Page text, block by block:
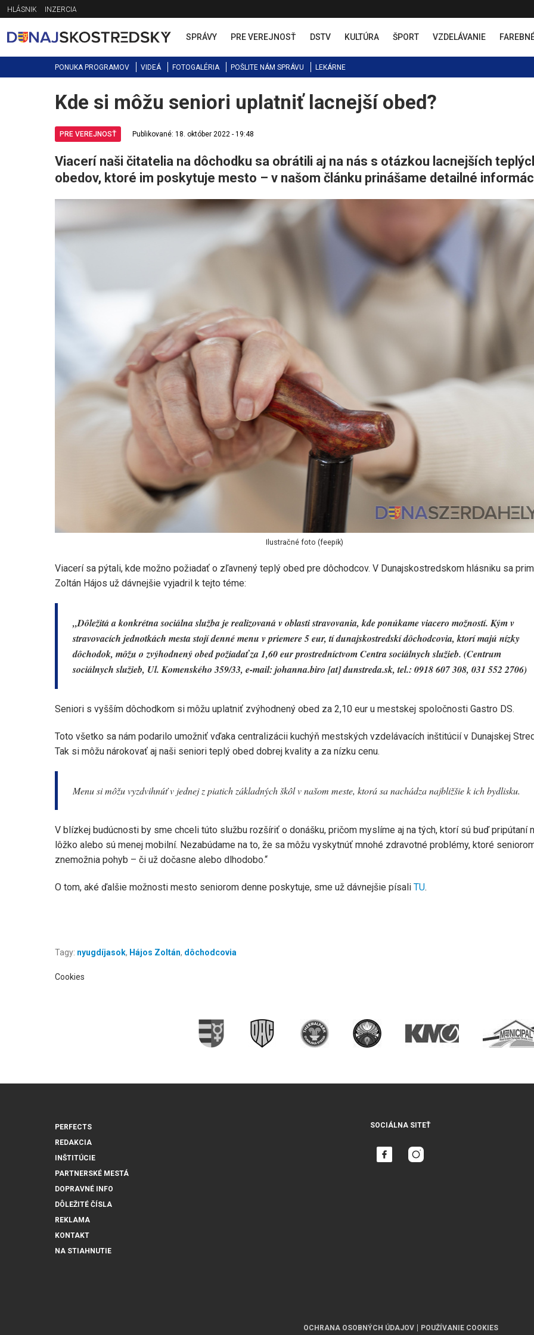
Jump
to
navigation
HLÁSNIK INZERCIA
SPRÁVY PRE VEREJNOSŤ DSTV KULTÚRA ŠPORT VZDELÁVANIE
PONUKA PROGRAMOV VIDEÁ FOTOGALÉRIA POŠLITE NÁM SPRÁVU LEKÁRNE
Back
to
Kde si môžu seniori uplatniť lacnejší obed?
PRE VEREJNOSŤ Publikované: 18. október 2022 - 19:48
Viacerí naši čitatelia na dôchodku sa obrátili aj na nás s otázkou lacnejších
obedov, ktoré im poskytuje mesto – v našom článku prinášame detailné
Ilustračné foto (feepik)
Viacerí sa pýtali, kde možno požiadať o zľavnený teplý obed pre dôchodcov. V Dunajskostredskom hlásniku sa
Zoltán Hájos už dávnejšie vyjadril k tejto téme:
„Dôležitá a konkrétna sociálna služba je realizovaná v oblasti stravovania, kde ponúkame viacero možností. Kým v
stravovacích jednotkách mesta stojí denné menu v priemere 5 eur, tí dunajskostredskí dôchodcovia, ktorí majú nízky
dôchodok, môžu o zvýhodnený obed požiadať za 1,60 eur prostredníctvom Centra sociálnych služieb. (Centrum
sociálnych služieb, Ul. Komenského 359/33, e-mail: johanna.biro [at]dunstreda.sk, tel.: 0918 607 308, 031 552 2706)
Seniori s vyšším dôchodkom si môžu uplatniť zvýhodnený obed za 2,10 eur u mestskej spoločnosti Gastro DS.
Toto všetko sa nám podarilo umožniť vďaka centralizácii kuchýň mestských vzdelávacích inštitúcií v Dunajskej
Tak si môžu nárokovať aj naši seniori teplý obed dobrej kvality a za nízku cenu.
Menu si môžu vyzdvihnúť v jednej z piatich základných škôl v našom meste, ktorá sa nachádza najbližšie k ich bydlisku.
V blízkej budúcnosti by sme chceli túto službu rozšíriť o donášku, pričom myslíme aj na tých, ktorí sú buď pripútaní
lôžko alebo sú menej mobilní. Nezabúdame na to, že sa môžu vyskytnúť mnohé zdravotné problémy, ktoré
znemožnia pohyb – či už dočasne alebo dlhodobo.“
O tom, aké ďalšie možnosti mesto seniorom denne poskytuje, sme už dávnejšie písali TU.
Tagy: nyugdíjasok, Hájos Zoltán, dôchodcovia
Cookies
PERFECTS
REDAKCIA
INŠTITÚCIE
PARTNERSKÉ MESTÁ
DOPRAVNÉ INFO
DÔLEŽITÉ ČÍSLA
REKLAMA
KONTAKT
NA STIAHNUTIE
SOCIÁLNA SITEŤ
OCHRANA OSOBNÝCH ÚDAJOV POUŽÍVANIE COOKIES